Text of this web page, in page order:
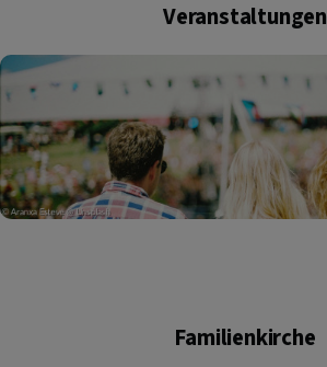
Veranstaltungen
Familienkirche